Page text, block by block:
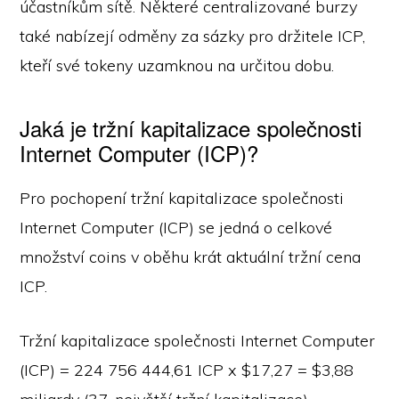
účastníkům sítě. Některé centralizované burzy
také nabízejí odměny za sázky pro držitele ICP,
kteří své tokeny uzamknou na určitou dobu.
Jaká je tržní kapitalizace společnosti
Internet Computer (ICP)?
Pro pochopení tržní kapitalizace společnosti
Internet Computer (ICP) se jedná o celkové
množství coins v oběhu krát aktuální tržní cena
ICP.
Tržní kapitalizace společnosti Internet Computer
(ICP) = 224 756 444,61 ICP x $17,27 = $3,88